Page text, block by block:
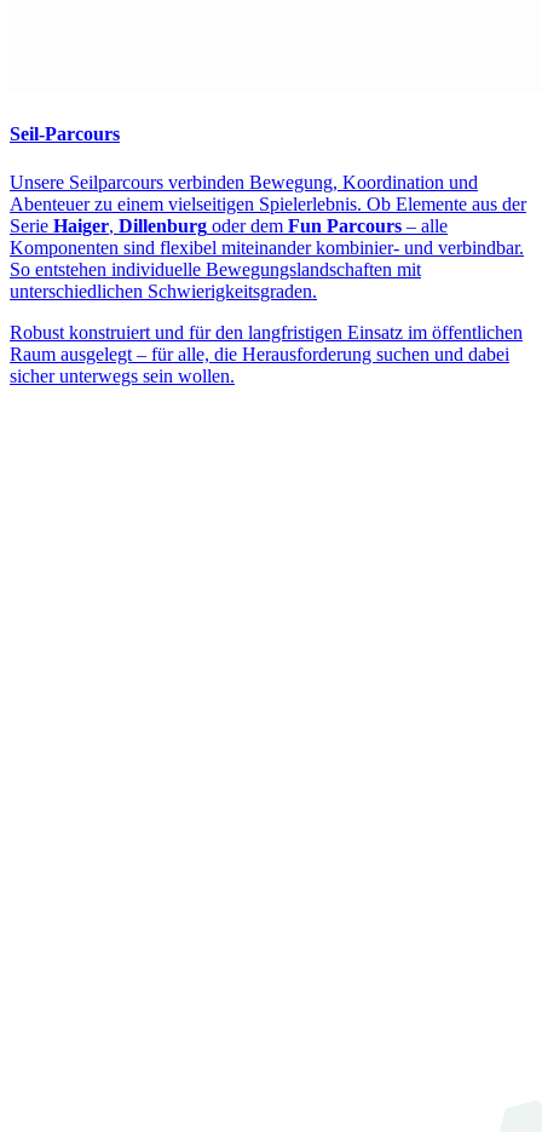
Seil-Parcours
Unsere Seilparcours verbinden Bewegung, Koordination und
Abenteuer zu einem vielseitigen Spielerlebnis. Ob Elemente aus der
Serie Haiger, Dillenburg oder dem Fun Parcours – alle
Komponenten sind flexibel miteinander kombinier- und verbindbar.
So entstehen individuelle Bewegungslandschaften mit
unterschiedlichen Schwierigkeitsgraden.
Robust konstruiert und für den langfristigen Einsatz im öffentlichen
Raum ausgelegt – für alle, die Herausforderung suchen und dabei
sicher unterwegs sein wollen.